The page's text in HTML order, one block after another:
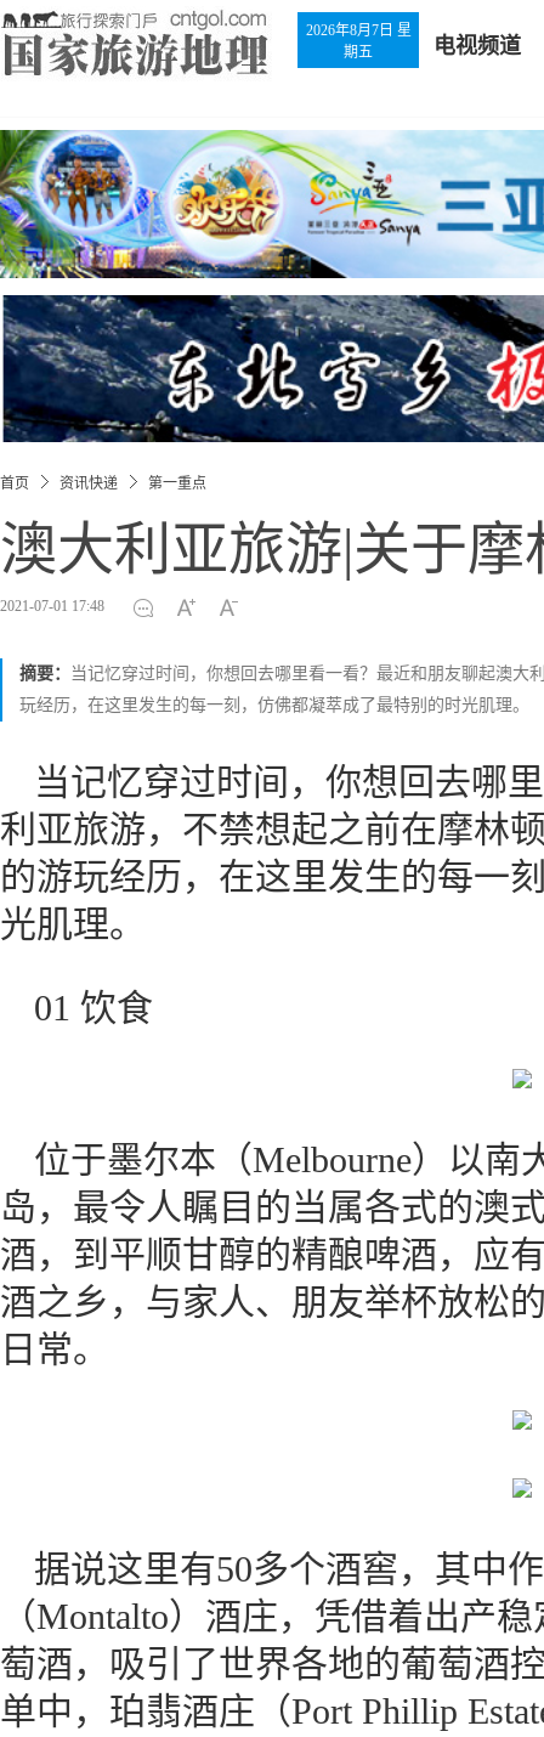
2026年8月7日 星
期五
电视频道
首页 资讯快递 第一重点
澳大利亚旅游|关于
2021-07-01 17:48
摘要：
当记忆穿过时间，你想回去哪里看一看？最近和朋友聊起澳大
玩经历，在这里发生的每一刻，仿佛都凝萃成了最特别的时光肌理。
当记忆穿过时间，你想回去哪
利亚旅游，不禁想起之前在摩林
的游玩经历，在这里发生的每一
光肌理。
01 饮食
位于墨尔本（Melbourne）以
岛，最令人瞩目的当属各式的澳
酒，到平顺甘醇的精酿啤酒，应
酒之乡，与家人、朋友举杯放松
日常。
据说这里有50多个酒窖，其中
（Montalto）酒庄，凭借着出产
萄酒，吸引了世界各地的葡萄酒
单中，珀翡酒庄（Port Phillip